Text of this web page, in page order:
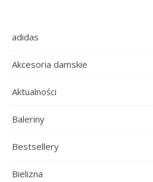
adidas
Akcesoria damskie
Aktualności
Baleriny
Bestsellery
Bielizna